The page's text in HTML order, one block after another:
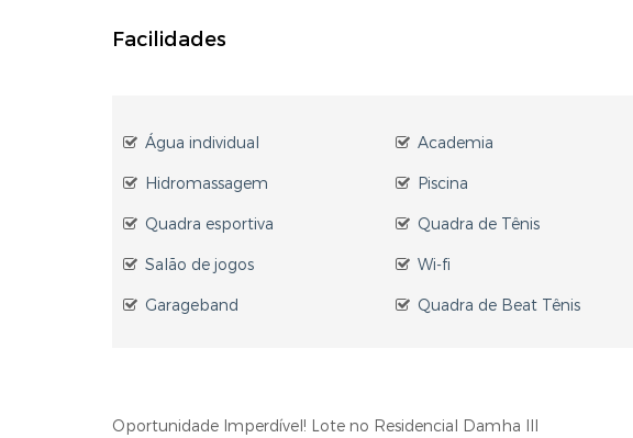
Facilidades
Água individual Academia
Hidromassagem
Piscina
Quadra esportiva
Quadra de Tênis
Salão de jogos
Wi-fi
Garageband
Quadra de Beat Tênis
Oportunidade Imperdível! Lote no Residencial Damha III